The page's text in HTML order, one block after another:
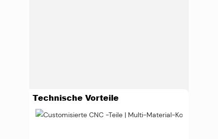
Technische Vorteile